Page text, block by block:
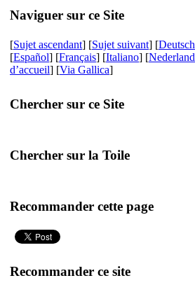
Naviguer sur ce Site
[Sujet ascendant] [Sujet suivant] [Deutsch
[Español] [Français] [Italiano] [
d’accueil] [Via Gallica]
Chercher sur ce Site
Chercher sur la Toile
Recommander cette page
Recommander ce site